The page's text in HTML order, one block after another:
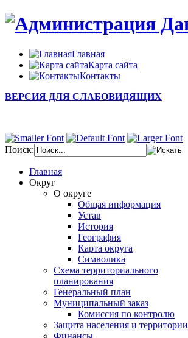
Главная
Карта сайта
Контакты
ВЕРСИЯ ДЛЯ СЛАБОВИДЯЩИХ
Поиск:
Главная
Округ
О округе
Общая информация
Устав
История
География
Карта округа
Символика
Схема территориального
планирования
Генеральный план
Муниципальный заказ
Комиссия по контролю
Защита населения и территории
Финансы